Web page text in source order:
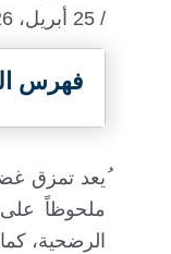
/ 25 أبريل، 2026
فهرس
ُيعد تمزق
ملحوظاً على
الرضحية،